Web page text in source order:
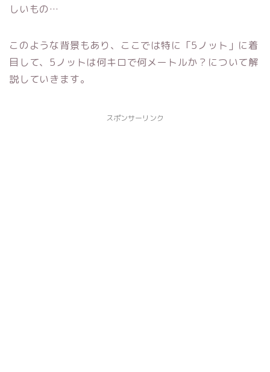
しいもの…
このような背景もあり、ここでは特に「5ノット」に着
目して、5ノットは何キロで何メートルか？について解
説していきます。
スポンサーリンク